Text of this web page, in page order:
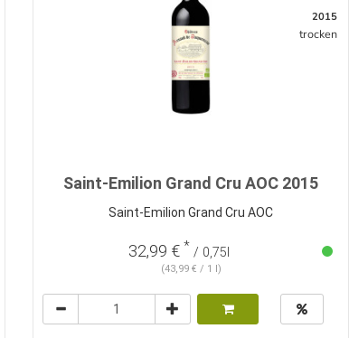
2015
trocken
Saint-Emilion Grand Cru AOC 2015
Saint-Emilion Grand Cru AOC
32,99 € * / 0,75l
(43,99 € / 1 l)